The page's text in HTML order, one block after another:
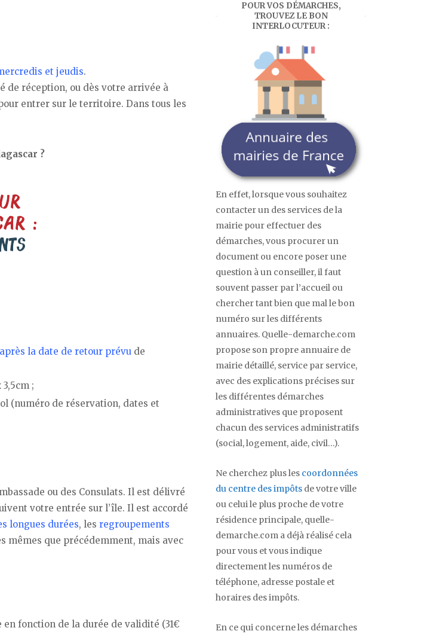
et jeudis.
de réception, ou dès votre arrivée à
entrer sur le territoire. Dans tous les
?
la date de retour prévu de
;
(numéro de réservation, dates et
ou des Consulats. Il est délivré
votre entrée sur l’île. Il est accordé
longues durées, les regroupements
mêmes que précédemment, mais avec
fonction de la durée de validité (31€
POUR VOS DÉMARCHES,
TROUVEZ LE BON
INTERLOCUTEUR :
En effet, lorsque vous souhaitez
contacter un des services de la
mairie pour effectuer des
démarches, vous procurer un
document ou encore poser une
question à un conseiller, il faut
souvent passer par l’accueil ou
chercher tant bien que mal le bon
numéro sur les différents
annuaires. Quelle-demarche.com
propose son propre annuaire de
mairie détaillé, service par service,
avec des explications précises sur
les différentes démarches
administratives que proposent
chacun des services administratifs
(social, logement, aide, civil…).
Ne cherchez plus les coordonnées
du centre des impôts de votre ville
ou celui le plus proche de votre
résidence principale, quelle-
demarche.com a déjà réalisé cela
pour vous et vous indique
directement les numéros de
téléphone, adresse postale et
horaires des impôts.
En ce qui concerne les démarches